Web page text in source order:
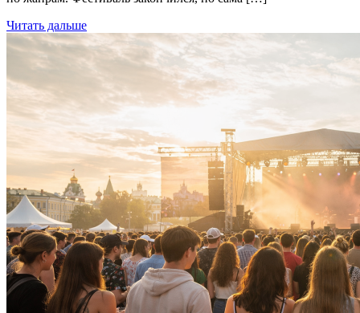
Читать дальше